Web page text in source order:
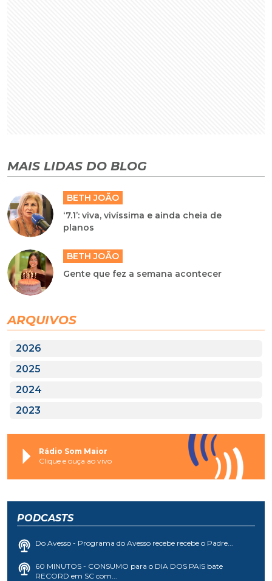
MAIS LIDAS DO BLOG
BETH JOÃO
‘7.1’: viva, vivíssima e ainda cheia de
planos
BETH JOÃO
Gente que fez a semana acontecer
ARQUIVOS
2026
2025
2024
2023
Rádio Som Maior
Clique e ouça ao vivo
PODCASTS
Do Avesso - Programa do Avesso recebe recebe o Padre...
60 MINUTOS - CONSUMO para o DIA DOS PAIS bate
RECORD em SC com...